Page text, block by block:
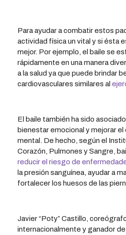
Para ayudar a combatir estos
actividad física un vital y si ésta
mejor. Por ejemplo, el baile se
rápidamente en una manera
a la salud ya que puede brindar
cardiovasculares similares al
El baile también ha sido
bienestar emocional y mejorar
mental. De hecho, según el
Corazón, Pulmones y Sangre,
reducir el riesgo de
la presión sanguínea, ayudar a
fortalecer los huesos de las
Javier “Poty” Castillo,
internacionalmente y ganador